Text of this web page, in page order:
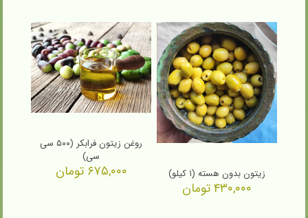
زیتون بدون هسته (۱ کیلو)
۴۳۰,۰۰۰تومان
روغن زیتون فرابکر (۵۰۰ سی
سی)
۶۷۵,۰۰۰ تومان